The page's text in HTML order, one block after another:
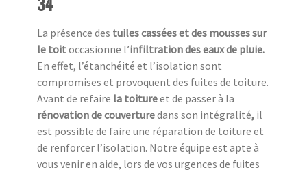
La présence des tuiles cassées et des mousses sur
le toitoccasionne l’infiltration des eaux de pluie.
En effet, l’étanchéité et l’isolation sont
compromises et provoquent des fuites de toiture.
Avant de refaire la toitureet de passer à la
rénovation de couverturedans son intégralité, il
est possible de faire une réparation de toiture et
de renforcer l’isolation. Notre équipe est apte à
vous venir en aide, lors de vos urgences de fuites